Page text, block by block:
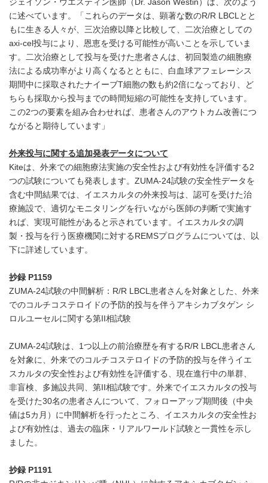
ジェイソン・ウエスティン医師（Dr. Jason Westin）は、次のよう
に述べています。「これらのデータは、顕著な数のR/R LBCLとと
もに生きる人々が、三次治療以降と比較して、二次治療としての
axi-cel投与により、恩恵を受ける可能性が高いことを示していま
す。二次治療として投与を受けた患者さんは、初回製造の細胞療
法による成功率がより高くなるとともに、白血球アフェレーシス
期間中に採取されたナイーブT細胞の数も約2倍になっており、ど
ちらも採取から投与までの時間短縮の可能性を支持しています。
この2つの要素を組み合わせれば、患者さんのアウトカム改善につ
ながると期待しています」
外来投与に関する追加発表データについて
Kiteは、外来での細胞療法実施の安全性および有効性を評価する2
つの試験についても発表します。ZUMA-24試験の安全性データを
含む中間結果では、イエスカルタの外来投与は、認可を受けた治
療施設で、適切なモニタリングを行いながら医師の判断で実施す
れば、実現可能性があると示されています。イエスカルタの調
製・投与を行う医療機関に対するREMSプログラムについては、以
下に詳述しています。
抄録 P1159
ZUMA-24試験の中間解析：R/R LBCL患者さんを対象とした、外来
でのコルチコステロイドの予防的投与を伴うアキシカブタゲン シ
ロルユーセルに関する第II相試験
ZUMA-24試験は、1つ以上の前治療歴を有するR/R LBCL患者さん
を対象に、外来でのコルチコステロイドの予防的投与を伴うイエ
スカルタの安全性および有効性を評価する、現在進行中の単群、
非盲検、多施設共同、第II相試験です。外来でイエスカルタの投与
を受けた30名の患者さんについて、フォローアップ期間後（中央
値は5カ月）に中間解析を行ったところ、イエスカルタの安全性お
よび有効性は、過去の臨床・リアルワールド試験と一貫性を示し
ました。
抄録 P1191